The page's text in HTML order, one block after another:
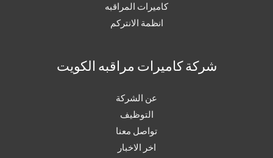
كاميرات المراقبه
انظمة الانتركم
شركة كاميرات مراقبه الكويت
عن الشركة
التوظيف
تواصل معنا
اخر الاخبار